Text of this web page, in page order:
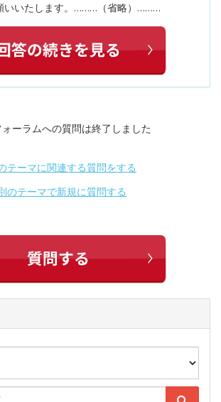
いいたします。………（省略）………
ーラムへの質問は終了しました
テーマに関連する質問をする
のテーマで新規に質問する